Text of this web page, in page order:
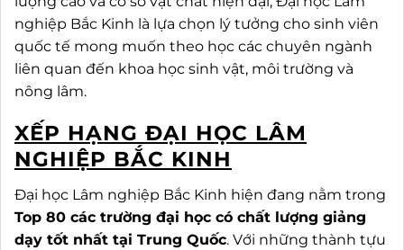
nghiệp Bắc Kinh là lựa chọn lý tưởng cho sinh viên
quốc tế mong muốn theo học các chuyên ngành
liên quan đến khoa học sinh vật, môi trường và
nông lâm.
XẾP HẠNG ĐẠI HỌC LÂM
NGHIỆP BẮC KINH
Đại học Lâm nghiệp Bắc Kinh hiện đang nằm trong
Top 80 các trường đại học có chất lượng giảng
dạy tốt nhất tại Trung Quốc. Với những thành tựu